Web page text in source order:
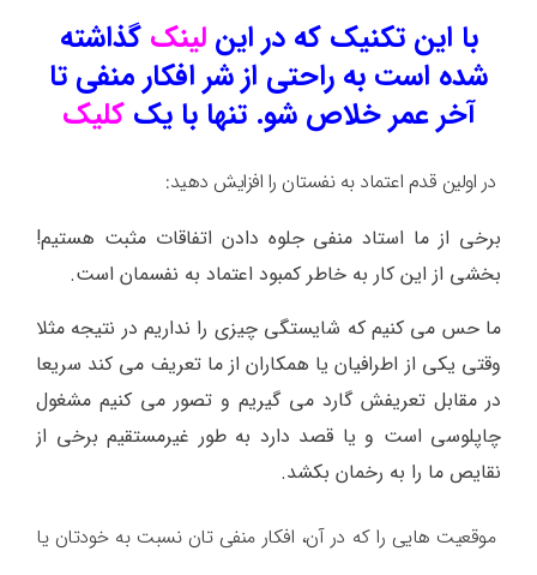
با این تکنیک که در اینلینک گذاشته
شده است به راحتی از شر افکار منفی تا
آخر عمر خلاص شو. تنها با یککلیک
ﺩﺭ ﺍﻭﻟﯿﻦ ﻗﺪﻡ ﺍﻋﺘﻤﺎﺩ ﺑﻪ ﻧﻔﺴﺘﺎﻥ ﺭﺍ ﺍﻓﺰﺍﯾﺶ ﺩﻫﯿﺪ:
ﺑﺮﺧﯽ ﺍﺯ ﻣﺎ ﺍﺳﺘﺎﺩ ﻣﻨﻔﯽ ﺟﻠﻮﻩ ﺩﺍﺩﻥ ﺍﺗﻔﺎﻗﺎﺕ ﻣﺜﺒﺖ ﻫﺴﺘﯿﻢ!
ﺑﺨﺸﯽ ﺍﺯ ﺍﯾﻦ ﮐﺎﺭ ﺑﻪ ﺧﺎﻃﺮ ﮐﻤﺒﻮﺩ ﺍﻋﺘﻤﺎﺩ ﺑﻪ ﻧﻔﺴﻤﺎﻥ ﺍﺳﺖ.
ﻣﺎ ﺣﺲ ﻣﯽ ﮐﻨﯿﻢ ﮐﻪ ﺷﺎﯾﺴﺘﮕﯽ ﭼﯿﺰﯼ ﺭﺍ ﻧﺪﺍﺭﯾﻢ ﺩﺭ ﻧﺘﯿﺠﻪ ﻣﺜﻼ‌
ﻭﻗﺘﯽ ﯾﮑﯽ ﺍﺯ ﺍﻃﺮﺍﻓﯿﺎﻥ ﯾﺎ ﻫﻤﮑﺎﺭﺍﻥ ﺍﺯ ﻣﺎ ﺗﻌﺮﯾﻒ ﻣﯽ ﮐﻨﺪ ﺳﺮﯾﻌﺎ
ﺩﺭ ﻣﻘﺎﺑﻞ ﺗﻌﺮﯾﻔﺶ ﮔﺎﺭﺩ ﻣﯽ ﮔﯿﺮﯾﻢ ﻭ ﺗﺼﻮﺭ ﻣﯽ ﮐﻨﯿﻢ ﻣﺸﻐﻮﻝ
ﭼﺎﭘﻠﻮﺳﯽ ﺍﺳﺖ ﻭ ﯾﺎ ﻗﺼﺪ ﺩﺍﺭﺩ ﺑﻪ ﻃﻮﺭ ﻏﯿﺮﻣﺴﺘﻘﯿﻢ ﺑﺮﺧﯽ ﺍﺯ
ﻧﻘﺎﯾﺺ ﻣﺎ ﺭﺍ ﺑﻪ ﺭﺧﻤﺎﻥ ﺑﮑﺸﺪ.
ﻣﻮﻗﻌﯿﺖ ﻫﺎﯾﯽ ﺭﺍ ﮐﻪ ﺩﺭ ﺁﻥ، ﺍﻓﮑﺎﺭ ﻣﻨﻔﯽ ﺗﺎﻥ ﻧﺴﺒﺖ ﺑﻪ ﺧﻮﺩتان ﯾﺎ